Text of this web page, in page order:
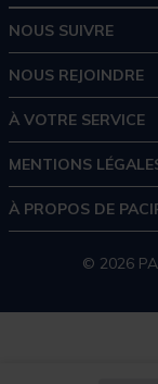
NOUS SUIVRE
NOUS REJOINDRE
À VOTRE SERVICE
MENTIONS
À PROPOS DE
© 2026